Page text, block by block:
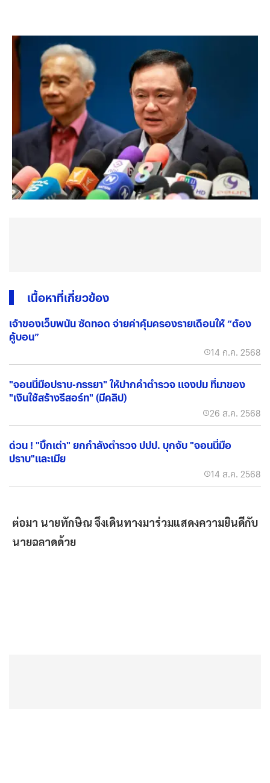
เนื้อหาที่เกี่ยวข้อง
เจ้าของเว็บพนัน ซัดทอด จ่ายค่าคุ้มครองรายเดือนให้ “ต้อง
คู้บอน”
14 ก.ค. 2568
"จอนนี่มือปราบ-ภรรยา" ให้ปากคำตำรวจ แจงปม ที่มาของ
"เงินใช้สร้างรีสอร์ท" (มีคลิป)
26 ส.ค. 2568
ด่วน ! "บิ๊กเต่า" ยกกำลังตำรวจ ปปป. บุกจับ "จอนนี่มือ
ปราบ"และเมีย
14 ส.ค. 2568
ต่อมา นายทักษิณ จึงเดินทางมาร่วมแสดงความยินดีกับ
นายฉลาดด้วย